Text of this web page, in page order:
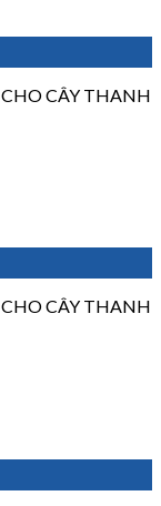
CÂY THANH
CÂY THANH